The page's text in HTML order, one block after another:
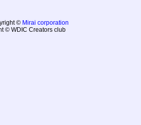
© Mirai corporation
© WDIC Creators club